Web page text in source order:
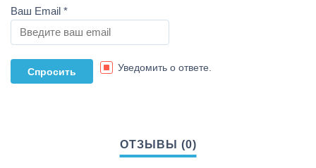
Ваш Email *
Уведомить о ответе.